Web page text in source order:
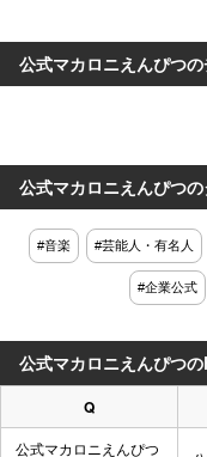
公式マカロニえんぴつ
公式マカロニえんぴつ
#音楽 #芸能人・有名人
#企業公式
公式マカロニえんぴつ
Q
公式マカロニえんぴつ